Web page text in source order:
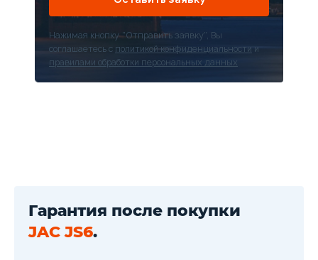
Нажимая кнопку “Отправить заявку”, Вы
соглашаетесь с политикой конфиденциальности и
правилами обработки персональных данных
Гарантия после покупки
JAC JS6.